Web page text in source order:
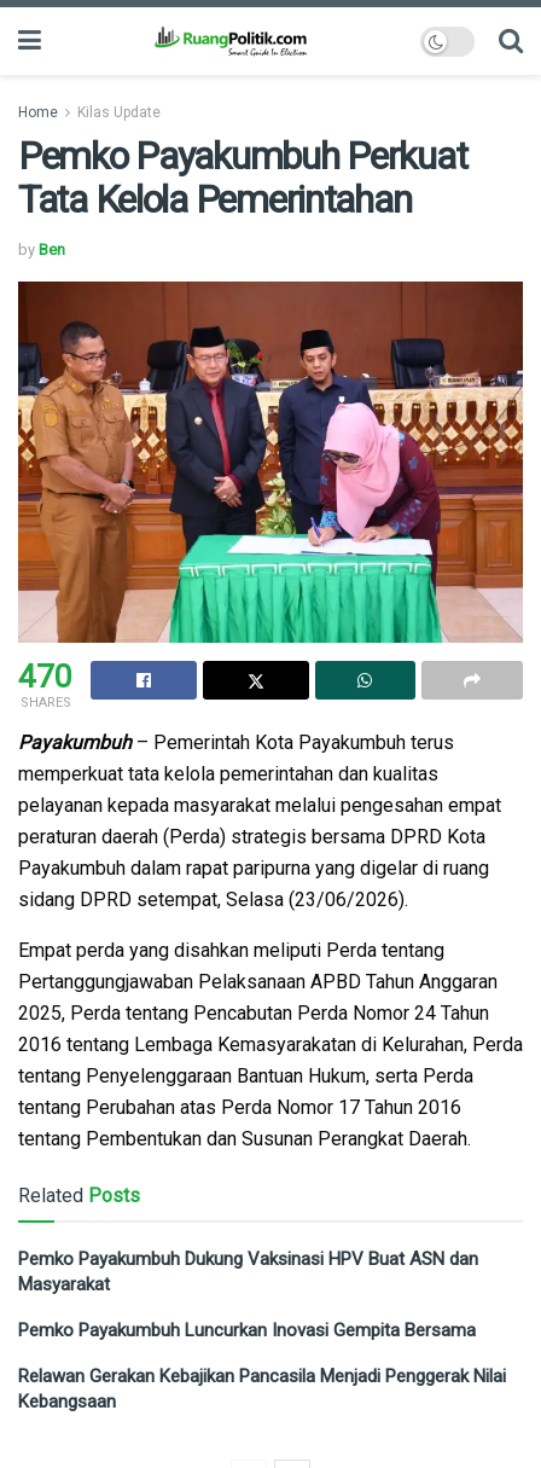
Home Kilas Update
Pemko Payakumbuh Perkuat
Tata Kelola Pemerintahan
by Ben
470
SHARES
Payakumbuh– Pemerintah Kota Payakumbuh terus
memperkuat tata kelola pemerintahan dan kualitas
pelayanan kepada masyarakat melalui pengesahan empat
peraturan daerah (Perda) strategis bersama DPRD Kota
Payakumbuh dalam rapat paripurna yang digelar di ruang
sidang DPRD setempat, Selasa (23/06/2026).
Empat perda yang disahkan meliputi Perda tentang
Pertanggungjawaban Pelaksanaan APBD Tahun Anggaran
2025, Perda tentang Pencabutan Perda Nomor 24 Tahun
2016 tentang Lembaga Kemasyarakatan di Kelurahan, Perda
tentang Penyelenggaraan Bantuan Hukum, serta Perda
tentang Perubahan atas Perda Nomor 17 Tahun 2016
tentang Pembentukan dan Susunan Perangkat Daerah.
Related Posts
Pemko Payakumbuh Dukung Vaksinasi HPV Buat ASN dan
Masyarakat
Pemko Payakumbuh Luncurkan Inovasi Gempita Bersama
Relawan Gerakan Kebajikan Pancasila Menjadi Penggerak Nilai
Kebangsaan